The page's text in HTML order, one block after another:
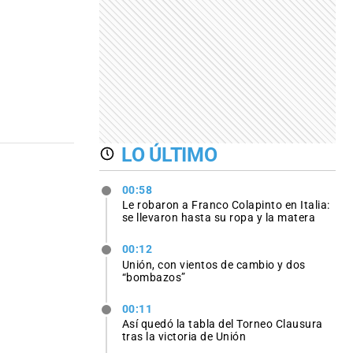
LO ÚLTIMO
00:58
Le robaron a Franco Colapinto en Italia:
se llevaron hasta su ropa y la matera
00:12
Unión, con vientos de cambio y dos
“bombazos”
00:11
Así quedó la tabla del Torneo Clausura
tras la victoria de Unión